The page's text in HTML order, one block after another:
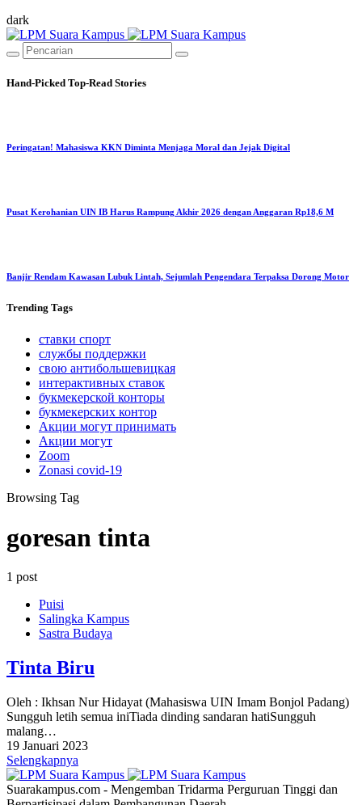
dark
Hand-Picked Top-Read Stories
Peringatan! Mahasiswa KKN Diminta Menjaga Moral dan Jejak Digital
Pusat Kerohanian UIN IB Harus Rampung Akhir 2026 dengan Anggaran Rp18,6 M
Banjir Rendam Kawasan Lubuk Lintah, Sejumlah Pengendara Terpaksa Dorong Motor
Trending Tags
ставки спорт
службы поддержки
свою антибольшевицкая
интерактивных ставок
букмекерской конторы
букмекерских контор
Акции могут принимать
Акции могут
Zoom
Zonasi covid-19
Browsing Tag
goresan tinta
1 post
Puisi
Salingka Kampus
Sastra Budaya
Tinta Biru
Oleh : Ikhsan Nur Hidayat (Mahasiswa UIN Imam Bonjol Padang)
Sungguh letih semua iniTiada dinding sandaran hatiSungguh
malang…
19 Januari 2023
Selengkapnya
Suarakampus.com - Mengemban Tridarma Perguruan Tinggi dan